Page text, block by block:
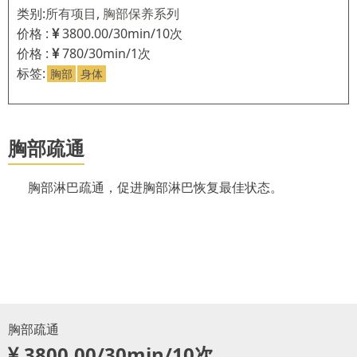
类别:所有项目, 胸部保养系列
价格 :
3800.00/30min/10次
价格 :
780/30min/1次
标签: 胸部 身体
胸部疏通
胸部淋巴疏通，促进胸部淋巴恢复最佳状态。
胸部疏通